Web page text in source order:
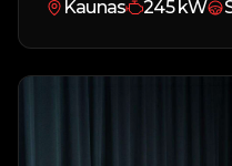
Kaunas 245 kW